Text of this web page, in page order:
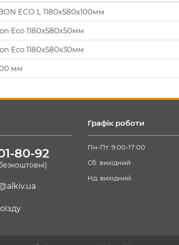
ECO L 1180х580х100мм
Eco 1180х580х50мм
Eco 1180х580х30мм
мм
80-92
Графік роботи
Пн-Пт: 9:00-17:00
Сб: вихідний
Нд: вихідний